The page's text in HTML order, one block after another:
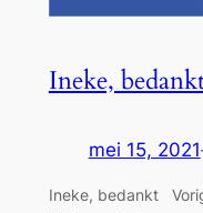
Ineke,
mei 15, 2021
Ineke, bedankt